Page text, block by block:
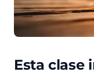
Esta clase